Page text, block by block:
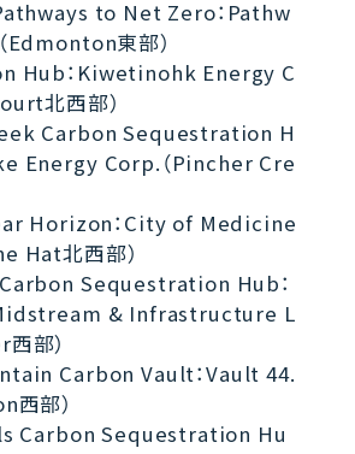
to Net Zero：Pathw
東部）
Hub：Kiwetinohk Energy C
北西部）
Carbon Sequestration H
Energy Corp.（Pincher Cre
Horizon：City of Medicine
Hat北西部）
Sequestration Hub：
& Infrastructure L
部）
Carbon Vault：Vault 44.
西部）
Carbon Sequestration Hu